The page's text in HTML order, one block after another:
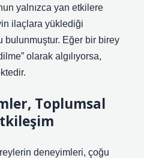
yalnızca yan etkilere
ilaçlara yüklediği
bulunmuştur. Eğer bir birey
olarak algılıyorsa,
Toplumsal
deneyimleri, çoğu